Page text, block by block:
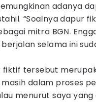
adanya
“Soalnya dapur
mitra BGN.
selama ini
fiktif tersebut
dalam proses
menurut saya